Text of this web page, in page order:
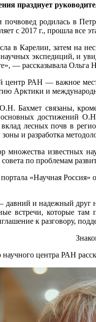
празднует
родилась в
с 2017 г., прошла все
в Карелии, затем на
научных экспедиций, и
― рассказывала Ольга
центр РАН ― важное
Арктики и
Бахмет связаны,
достижений
лесных почв в
и разработка
известных
по проблемам
«Научная
и надежный друг
встречи, которые там
к разговору,
центра РАН